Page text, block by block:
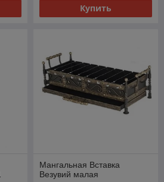
Купить
Мангальная Вставка
Везувий малая